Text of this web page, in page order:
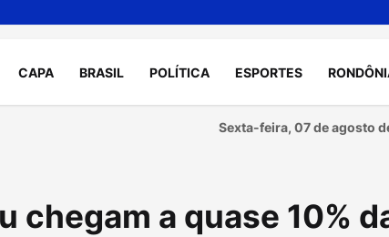
CAPA BRASIL POLÍTICA ESPORTES
Sexta-feira, 07 de agosto
chegam a quase 10%